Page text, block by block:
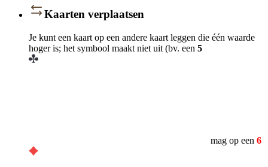
Kaarten verplaatsen
Je kunt een kaart op een andere kaart leggen die één waarde
hoger is; het symbool maakt niet uit (bv. een 5
mag op een 6